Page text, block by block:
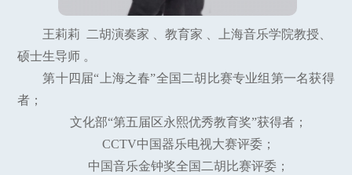
王莉莉 二胡演奏家 、教育家 、上海音乐学院教授、
硕士生导师 。
第十四届“上海之春”全国二胡比赛专业组第一名获得
者；
文化部“第五届区永熙优秀教育奖”获得者；
CCTV中国器乐电视大赛评委；
中国音乐金钟奖全国二胡比赛评委；